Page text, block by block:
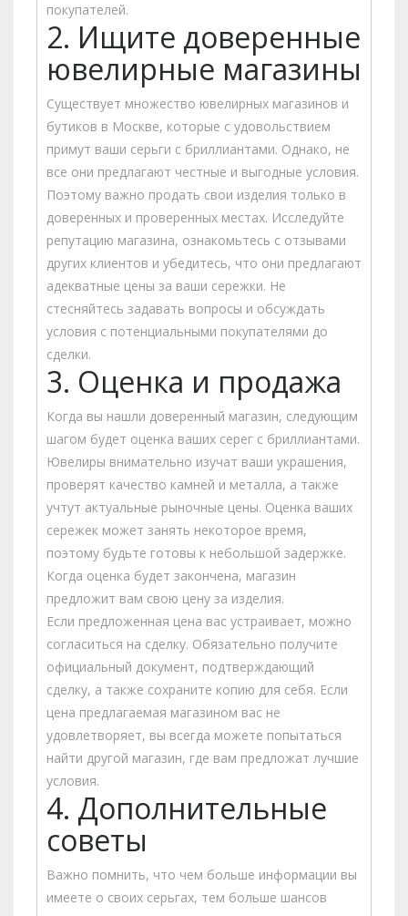
покупателей.
2. Ищите доверенные
ювелирные магазины
Существует множество ювелирных магазинов и
бутиков в Москве, которые с удовольствием
примут ваши серьги с бриллиантами. Однако, не
все они предлагают честные и выгодные условия.
Поэтому важно продать свои изделия только в
доверенных и проверенных местах. Исследуйте
репутацию магазина, ознакомьтесь с отзывами
других клиентов и убедитесь, что они предлагают
адекватные цены за ваши сережки. Не
стесняйтесь задавать вопросы и обсуждать
условия с потенциальными покупателями до
сделки.
3. Оценка и продажа
Когда вы нашли доверенный магазин, следующим
шагом будет оценка ваших серег с бриллиантами.
Ювелиры внимательно изучат ваши украшения,
проверят качество камней и металла, а также
учтут актуальные рыночные цены. Оценка ваших
сережек может занять некоторое время,
поэтому будьте готовы к небольшой задержке.
Когда оценка будет закончена, магазин
предложит вам свою цену за изделия.
Если предложенная цена вас устраивает, можно
согласиться на сделку. Обязательно получите
официальный документ, подтверждающий
сделку, а также сохраните копию для себя. Если
цена предлагаемая магазином вас не
удовлетворяет, вы всегда можете попытаться
найти другой магазин, где вам предложат лучшие
условия.
4. Дополнительные
советы
Важно помнить, что чем больше информации вы
имеете о своих серьгах, тем больше шансов